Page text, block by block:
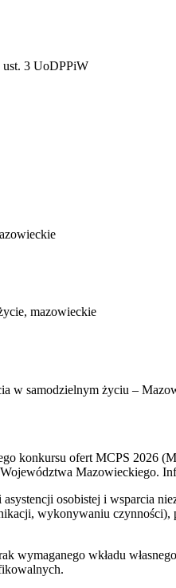
ust. 3 UoDPPiW
mazowieckie
w samodzielnym życiu –
konkursu ofert MCPS 2026
Mazowieckiego.
osobistej i wsparcia
wykonywaniu czynności),
wymaganego wkładu